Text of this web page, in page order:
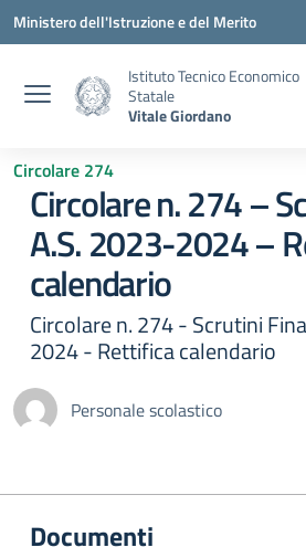
Vai ai contenuti
Vai al menu di navigazione
Vai al footer
Ministero dell'Istruzione e del Merito
Istituto Tecnico Economico
Statale
Vitale Giordano
Circolare 274
Circolare n. 274 –
A.S. 2023-2024 –
calendario
Circolare n. 274 - Scrutini
2024 - Rettifica calendario
Personale scolastico
Documenti